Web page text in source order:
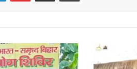
'पेद्दि'